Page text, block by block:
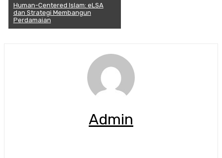
Human-Centered Islam: eLSA
dan Strategi Membangun
Perdamaian
Admin